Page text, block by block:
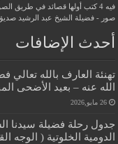
فيه 4 كتب أولها قصائد في طريق الصوفية
صور - فضيلة الشيخ عبد الرشيد صديق
أحدث الإضافات
تهنئة العارف بالله
الله عنه – بعيد الأضحى المبارك
26 مايو,2026
جدول رحلة فضيلة سيدنا
الدومية الخلوتية ( الوجه القبلي )